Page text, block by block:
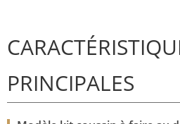
PRINCIPALES